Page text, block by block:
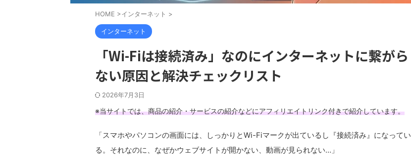
HOME >インターネット >
インターネット
「Wi-Fiは接続済み」なのにインターネットに繋がら
ない原因と解決チェックリスト
2026年7月3日
※当サイトでは、商品の紹介・サービスの紹介などにアフィリエイトリンク付きで紹介しています。
「スマホやパソコンの画面には、しっかりとWi-Fiマークが出ているし『接続済み』になってい
る。それなのに、なぜかウェブサイトが開かない、動画が見られない…」